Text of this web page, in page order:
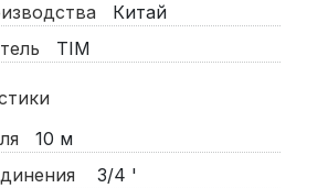
Китай
TIM
10 м
3/4 '